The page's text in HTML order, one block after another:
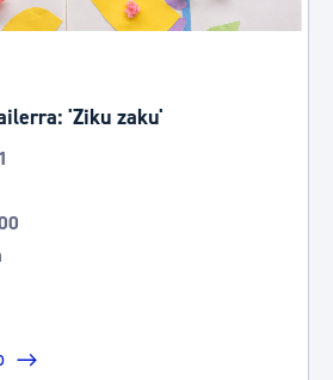
'Ziku zaku'